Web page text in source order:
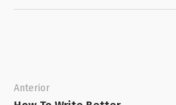
Anterior